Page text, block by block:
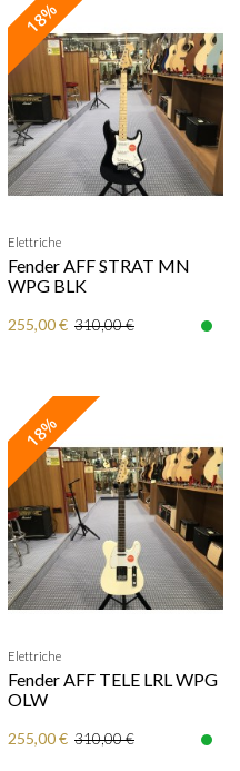
18%
Elettriche
Fender AFF STRAT MN
WPG BLK
255,00 € 310,00 €
18%
Elettriche
Fender AFF TELE LRL WPG
OLW
255,00 € 310,00 €